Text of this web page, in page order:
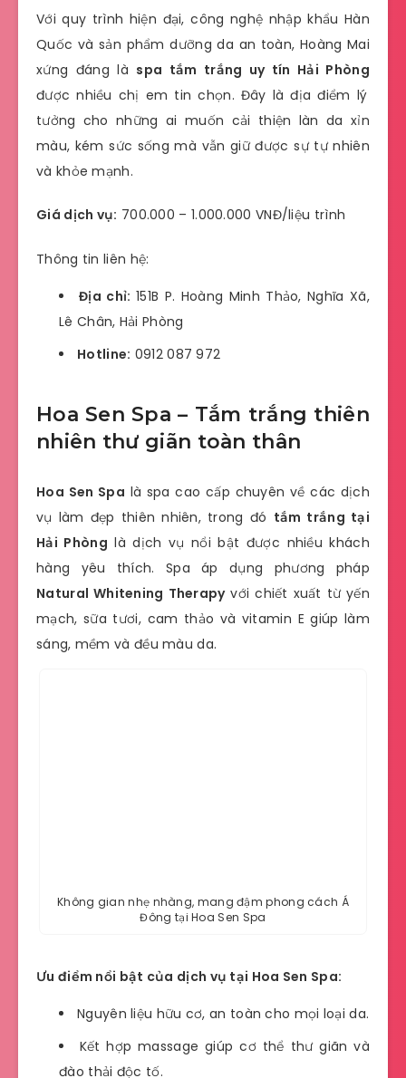
Với quy trình hiện đại, công nghệ nhập khẩu Hàn
Quốc và sản phẩm dưỡng da an toàn, Hoàng Mai
xứng đáng là spa tắm trắng uy tín Hải Phòng
được nhiều chị em tin chọn. Đây là địa điểm lý
tưởng cho những ai muốn cải thiện làn da xỉn
màu, kém sức sống mà vẫn giữ được sự tự nhiên
và khỏe mạnh.
Giá dịch vụ: 700.000 – 1.000.000 VNĐ/liệu trình
Thông tin liên hệ:
Địa chỉ:151B P. Hoàng Minh Thảo, Nghĩa Xã,
Lê Chân, Hải Phòng
Hotline: 0912 087 972
Hoa Sen Spa – Tắm trắng thiên
nhiên thư giãn toàn thân
Hoa Sen Spa là spa cao cấp chuyên về các dịch
vụ làm đẹp thiên nhiên, trong đó tắm trắng tại
Hải Phòng là dịch vụ nổi bật được nhiều khách
hàng yêu thích. Spa áp dụng phương pháp
Natural Whitening Therapyvới chiết xuất từ yến
mạch, sữa tươi, cam thảo và vitamin E giúp làm
sáng, mềm và đều màu da.
Không gian nhẹ nhàng, mang đậm phong cách Á
Đông tại Hoa Sen Spa
Ưu điểm nổi bật của dịch vụ tại Hoa Sen Spa:
Nguyên liệu hữu cơ, an toàn cho mọi loại da.
Kết hợp massage giúp cơ thể thư giãn và
đào thải độc tố.